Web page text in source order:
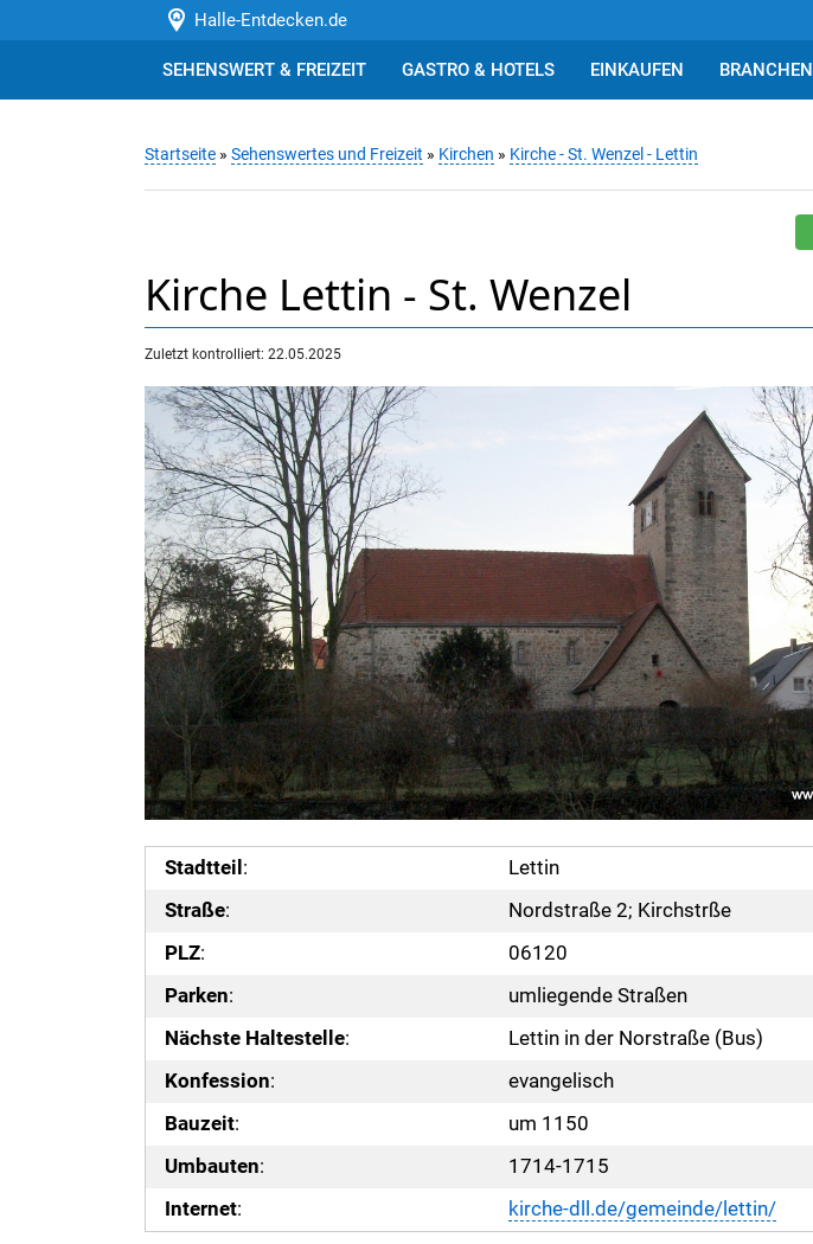
Halle-Entdecken.de
SEHENSWERT & FREIZEIT GASTRO & HOTELS EINKAUFEN BRANCHEN
Startseite » Sehenswertes und Freizeit » Kirchen » Kirche - St. Wenzel - Lettin
Kirche Lettin - St. Wenzel
Zuletzt kontrolliert: 22.05.2025
Stadtteil :
Lettin
Straße:
Nordstraße 2; Kirchstrße
PLZ:
06120
Parken:
umliegende Straßen
Nächste Haltestelle:
Lettin in der Norstraße (Bus)
Konfession:
evangelisch
Bauzeit:
um 1150
Umbauten:
1714-1715
Internet: kirche-dll.de/gemeinde/lettin/